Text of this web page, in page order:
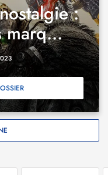
:
marq...